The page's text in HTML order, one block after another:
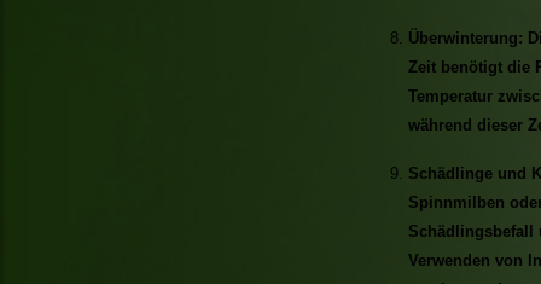
Überwinterung:
Zeit benötigt die
Temperatur
während dieser
Schädlinge und
Spinnmilben
Schädlingsbefall
Verwenden von